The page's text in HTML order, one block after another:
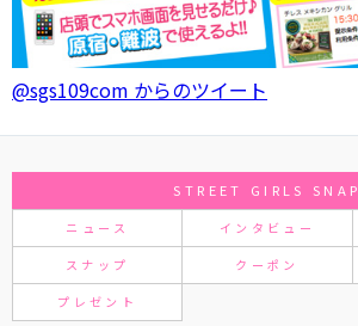
@sgs109com からのツイート
STREET GIRLS SNAP
ニュース インタビュー
スナップ クーポン
プレゼント